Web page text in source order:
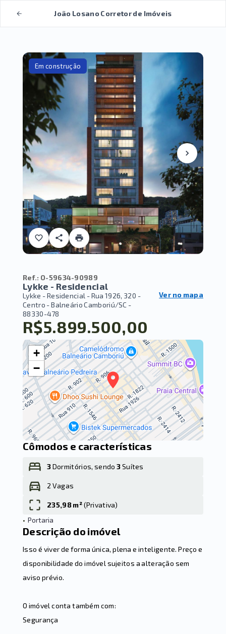
João Losano Corretor de Imóveis
Em construção
Ref.: O-59634-90989
Lykke - Residencial
Lykke - Residencial -Rua 1926, 320 -
Centro - Balneário Camboriú/SC -
88330-478
Ver no mapa
R$5.899.500,00
+
−
Cômodos e características
3Dormitórios, sendo3Suítes
2 Vagas
235,98 m²(Privativa)
• Portaria
Descrição do imóvel
Isso é viver de forma única, plena e inteligente. Preço e
disponibilidade do imóvel sujeitos a alteração sem
aviso prévio.
O imóvel conta também com:
Segurança